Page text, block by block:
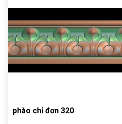
phào chỉ đơn 320